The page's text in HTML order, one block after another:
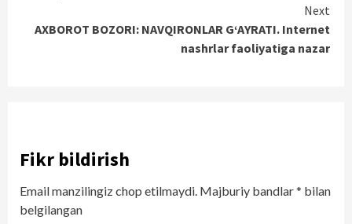
Next
AXBOROT BOZORI: NAVQIRONLAR G‘AYRATI. Internet
nashrlar faoliyatiga nazar
Fikr bildirish
Email manzilingiz chop etilmaydi. Majburiy bandlar* bilan
belgilangan